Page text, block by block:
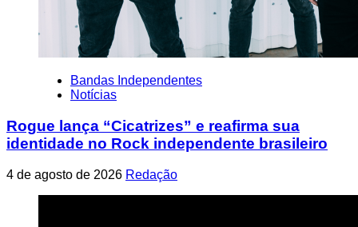
Bandas Independentes
Notícias
Rogue lança “Cicatrizes” e reafirma sua
identidade no Rock independente brasileiro
4 de agosto de 2026 Redação